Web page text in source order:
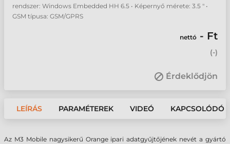
rendszer: Windows Embedded HH 6.5 • Képernyő mérete: 3.5 " •
GSM típusa: GSM/GPRS
nettó - Ft
(-)
Érdeklődjön
LEÍRÁS PARAMÉTEREK VIDEÓ KAPCSOLÓDÓ
Az M3 Mobile nagysikerű Orange ipari adatgyűjtőjének nevét a gyártó